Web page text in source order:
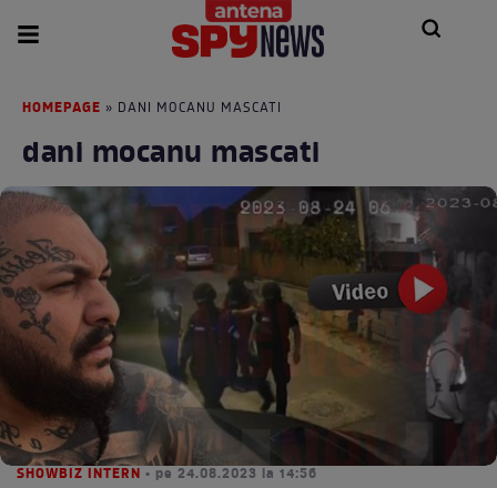
HOMEPAGE » DANI MOCANU MASCATI
dani mocanu mascati
SHOWBIZ INTERN • pe 24.08.2023 la 14:56